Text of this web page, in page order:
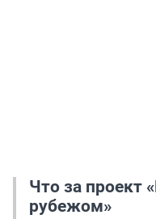
Что за проект
рубежом»